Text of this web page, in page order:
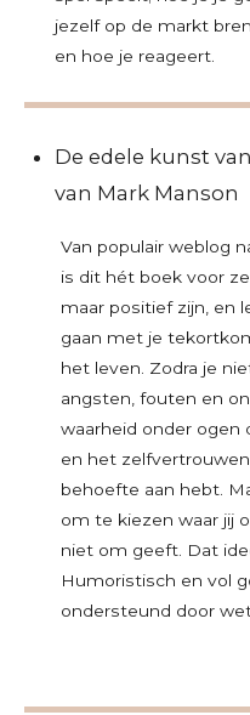
jezelf op de markt
en hoe je reageert.
De edele kunst
van Mark Manson
Van populair weblog
is dit hét boek voor
maar positief zijn, en
gaan met je
het leven. Zodra je
angsten, fouten en
waarheid onder ogen
en het
behoefte aan hebt.
om te kiezen waar jij
niet om geeft. Dat
Humoristisch en vol
ondersteund door